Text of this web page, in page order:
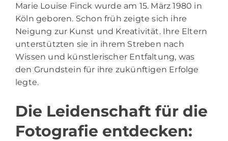
Marie Louise Finck wurde am 15. März 1980 in
Köln geboren. Schon früh zeigte sich ihre
Neigung zur Kunst und Kreativität. Ihre Eltern
unterstützten sie in ihrem Streben nach
Wissen und künstlerischer Entfaltung, was
den Grundstein für ihre zukünftigen Erfolge
legte.
Die Leidenschaft für die
Fotografie entdecken: